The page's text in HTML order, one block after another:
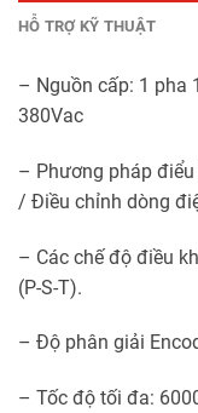
HỖ TRỢ KỸ THUẬT
– Nguồn cấp: 1 pha
380Vac
– Phương pháp
/ Điều chỉnh dòng
– Các chế độ điều
(P-S-T).
– Độ phân giải
– Tốc độ tối đa: